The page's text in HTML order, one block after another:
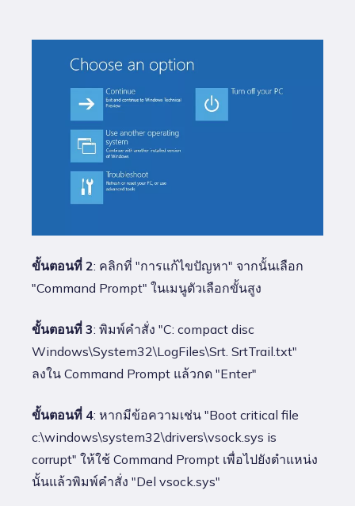
ขั้นตอนที่ 2: คลิกที่ "การแก้ไขปัญหา" จากนั้นเลือก
"Command Prompt" ในเมนูตัวเลือกขั้นสูง
ขั้นตอนที่ 3: พิมพ์คำสั่ง "C: compact disc
Windows\System32\LogFiles\Srt. SrtTrail.txt"
ลงใน Command Prompt แล้วกด "Enter"
ขั้นตอนที่ 4: หากมีข้อความเช่น "Boot critical file
c:\windows\system32\drivers\vsock.sys is
corrupt" ให้ใช้ Command Prompt เพื่อไปยังตำแหน่ง
นั้นแล้วพิมพ์คำสั่ง "Del vsock.sys"